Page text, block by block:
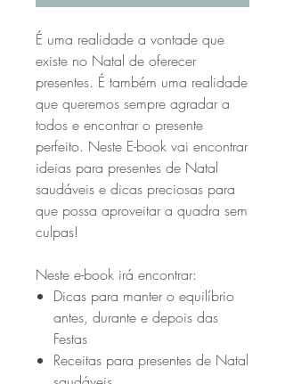
É uma realidade a vontade que
existe no Natal de oferecer
presentes. É também uma realidade
que queremos sempre agradar a
todos e encontrar o presente
perfeito. Neste E-book vai encontrar
ideias para presentes de Natal
saudáveis e dicas preciosas para
que possa aproveitar a quadra sem
culpas!
Neste e-book irá encontrar:
Dicas para manter o equilíbrio
antes, durante e depois das
Festas
Receitas para presentes de Natal